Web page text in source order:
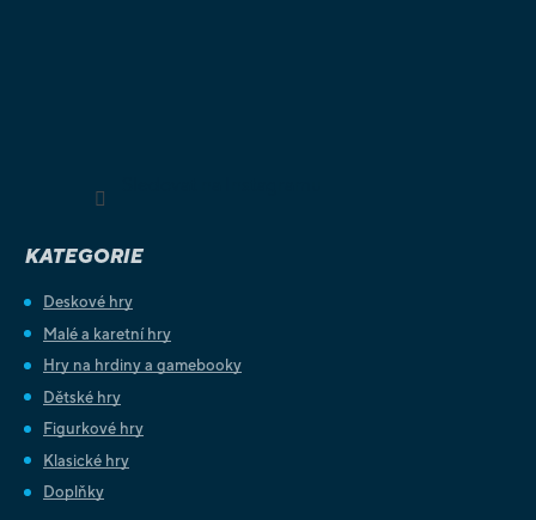
KATEGORIE
Deskové hry
Malé a karetní hry
Hry na hrdiny a gamebooky
Dětské hry
Figurkové hry
Klasické hry
Doplňky